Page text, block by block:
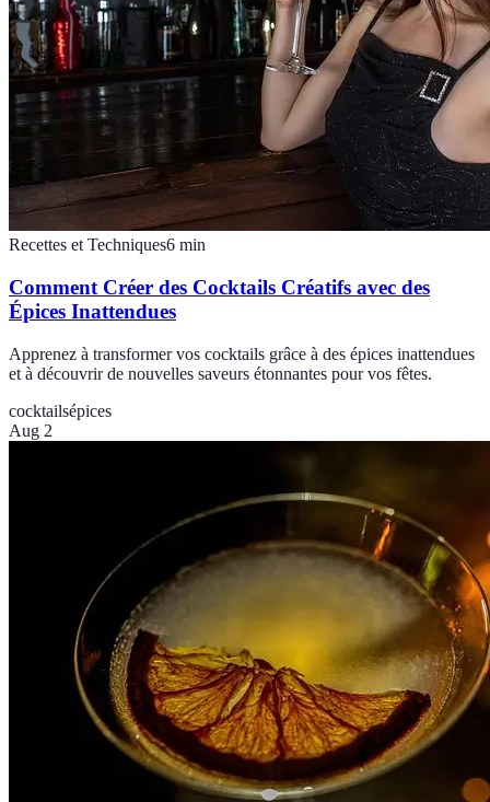
Recettes et Techniques6 min
Comment Créer des Cocktails Créatifs avec des
Épices Inattendues
Apprenez à transformer vos cocktails grâce à des épices inattendues
et à découvrir de nouvelles saveurs étonnantes pour vos fêtes.
cocktailsépices
Aug 2